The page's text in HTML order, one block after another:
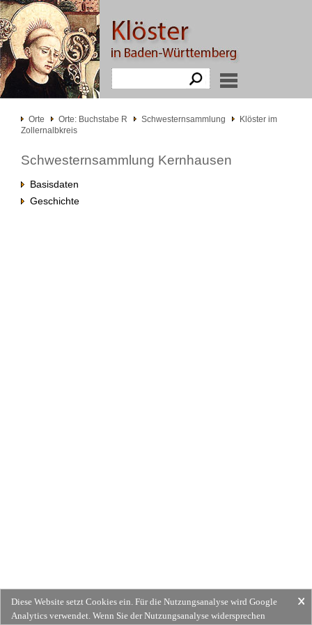
Orte Orte: Buchstabe R Schwesternsammlung
Klöster im
Zollernalbkreis
Schwesternsammlung Kernhausen
Basisdaten
Geschichte
Diese Website setzt Cookies ein. Für die Nutzungsanalyse wird Google
Analytics verwendet. Wenn Sie der Nutzungsanalyse widersprechen